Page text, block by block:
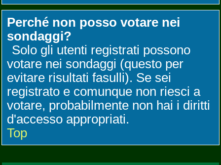
Perché non posso votare nei
sondaggi?
Solo gli utenti registrati possono
votare nei sondaggi (questo per
evitare risultati fasulli). Se sei
registrato e comunque non riesci a
votare, probabilmente non hai i diritti
d'accesso appropriati.
Top